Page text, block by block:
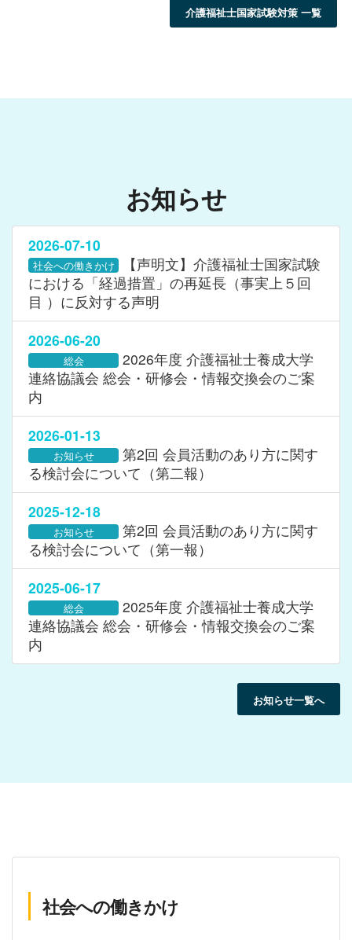
介護福祉士国家試験対策 一覧
お知らせ
2026-07-10
社会への働きかけ
【声明文】介護福祉士国家試験
における「経過措置」の再延長（事実上５回
目 ）に反対する声明
2026-06-20
総会
2026年度 介護福祉士養成大学
連絡協議会 総会・研修会・情報交換会のご案
内
2026-01-13
お知らせ
第2回 会員活動のあり方に関す
る検討会について（第二報）
2025-12-18
お知らせ
第2回 会員活動のあり方に関す
る検討会について（第一報）
2025-06-17
総会
2025年度 介護福祉士養成大学
連絡協議会 総会・研修会・情報交換会のご案
内
お知らせ一覧へ
社会への働きかけ